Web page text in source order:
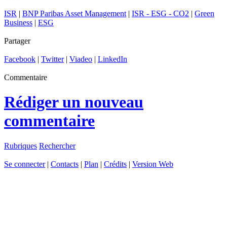
ISR | BNP Paribas Asset Management | ISR - ESG - CO2 | Green
Business | ESG
Partager
Facebook | Twitter| Viadeo | LinkedIn
Commentaire
Rédiger un nouveau
commentaire
Rubriques Rechercher
Se connecter| Contacts | Plan | Crédits | Version Web